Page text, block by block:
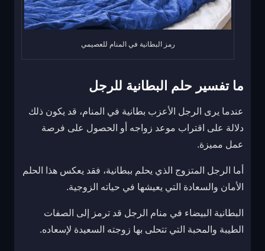
رمز البطانية في المنام للعصيمي
ما تفسير حلم البطانية للرجل
عندما يرى الرجل الأعزب بطانية في المنام، قد يكون ذلك
دلالة على اقتراب موعد زواجه أو الحصول على فرصة
عمل مميزة.
أما الرجل المتزوج الذي يحلم ببطانية، فقد يعكس هذا الحلم
الأمان والسعادة التي يعيشها في حياته الزوجية.
البطانية البيضاء في منام الرجل قد ترمز إلى الصفات
الطيبة والمحبة التي تتحلى بها زوجته السعيدة لإسعاده.